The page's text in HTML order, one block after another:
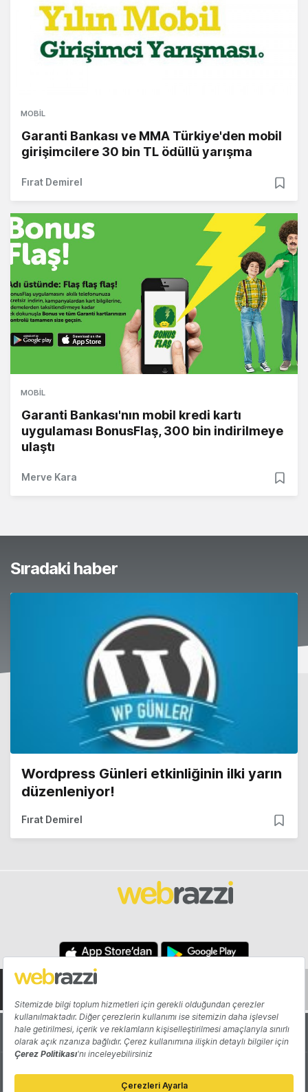
MOBIL
Garanti Bankası ve MMA Türkiye'den mobil
girişimcilere 30 bin TL ödüllü yarışma
Fırat Demirel
MOBIL
Garanti Bankası'nın mobil kredi kartı
uygulaması BonusFlaş, 300 bin indirilmeye
ulaştı
Merve Kara
Sıradaki haber
Wordpress Günleri etkinliğinin ilki yarın
düzenleniyor!
Fırat Demirel
Hakkında Yazarlar
Katkıda Bulun Reklam